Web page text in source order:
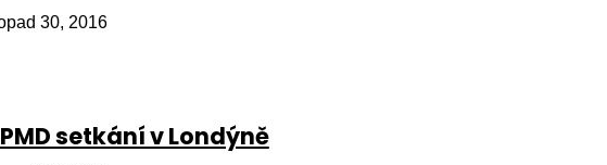
30, 2016
setkání v Londýně